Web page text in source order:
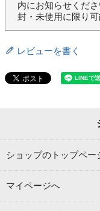
内にお知らせくだ
封・未使用に限り可
レビューを書く
ショップのトップペー
マイページへ